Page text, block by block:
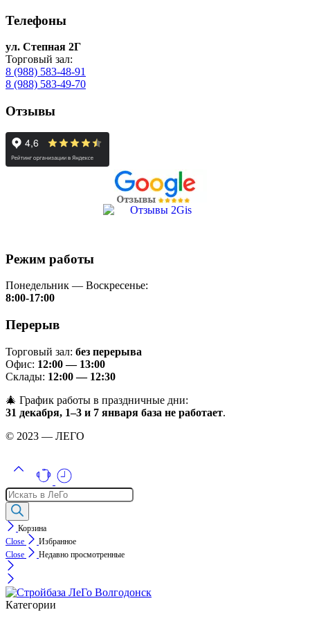
Телефоны
ул. Степная 2Г
Торговый зал:
8 (988) 583-48-91
8 (988) 583-49-70
Отзывы
Режим работы
Понедельник — Воскресенье:
8:00-17:00
Перерыв
Торговый зал: без перерыва
Офис: 12:00 — 13:00
Склады: 12:00 — 12:30
🎄 График работы в праздничные дни:
31 декабря, 1–3 и 7 января база не работает.
© 2023 — ЛЕГО
Поиск
товаров
Корзина
Close
Избранное
Close
Недавно просмотренные
Категории